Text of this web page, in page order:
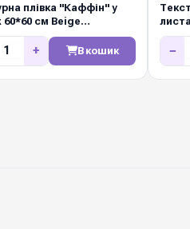
плівка "Каффін" у
60*60 см Beige
(20шт/упак)
+ В кошик −